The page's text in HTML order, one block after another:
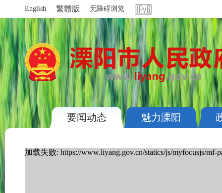
English 繁體版 无障碍浏览
要闻动态 魅力溧阳
加载失败: https://www.liyang.gov.cn/statics/js/myfocusjs/mf-